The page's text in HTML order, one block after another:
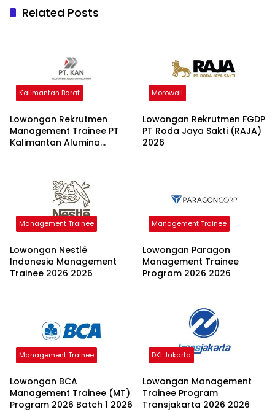
Related Posts
Kalimantan Barat
Lowongan Rekrutmen
Management Trainee PT
Kalimantan Alumina
Morowali
Lowongan Rekrutmen FGDP
PT Roda Jaya Sakti (RAJA)
2026
Management Trainee
Lowongan Nestlé
Indonesia Management
Trainee 2026 2026
Management Trainee
Lowongan Paragon
Management Trainee
Program 2026 2026
Management Trainee
Lowongan BCA
Management Trainee (MT)
Program 2026 Batch 1 2026
DKI Jakarta
Lowongan Management
Trainee Program
Transjakarta 2026 2026